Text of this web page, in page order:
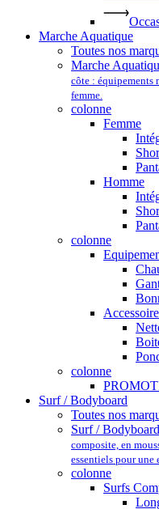
Marche Aquatique
Toutes nos
Marche
côte : équipements
femme.
colonne
Femme
Homme
colonne
colonne
Surf / Bodyboard
Toutes nos
Surf / Bodyboard
composite, en
essentiels pour une
colonne
Surfs